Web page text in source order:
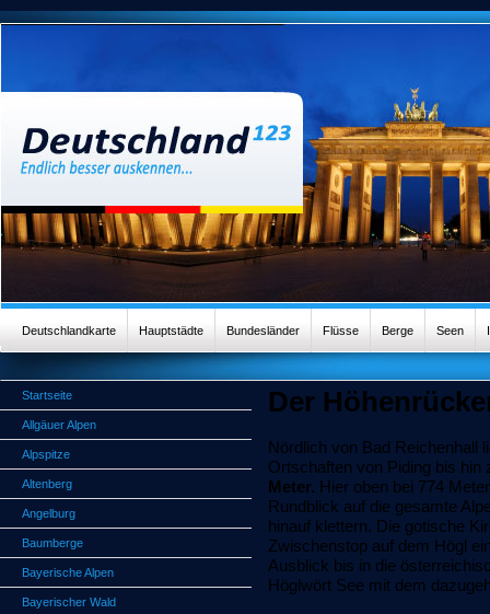
Deutschlandkarte Hauptstädte Bundesländer Flüsse Berge Seen
Startseite
Allgäuer Alpen
Alpspitze
Altenberg
Angelburg
Baumberge
Bayerische Alpen
Bayerischer Wald
Der
Nördlich von Bad Reichenhall
Ortschaften von Piding bis hin
Meter. Hier oben bei 774
Rundblick auf die gesamte
hinauf klettern. Die gotische
Zwischenstop auf dem Högl
Ausblick bis in die
Höglwört See mit dem